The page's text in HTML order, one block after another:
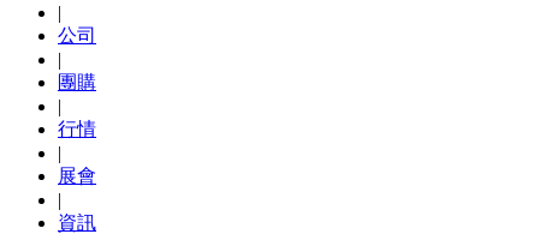
|
公司
|
團購
|
行情
|
展會
|
資訊